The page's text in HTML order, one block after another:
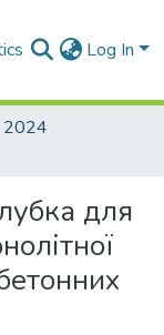
Log In
2024
для